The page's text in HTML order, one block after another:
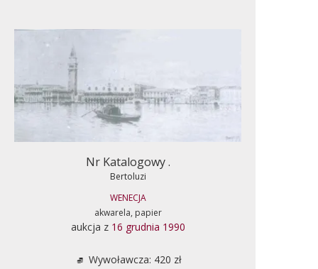
Nr Katalogowy .
Bertoluzi
WENECJA
akwarela, papier
aukcja z 16 grudnia 1990
Wywoławcza: 420 zł